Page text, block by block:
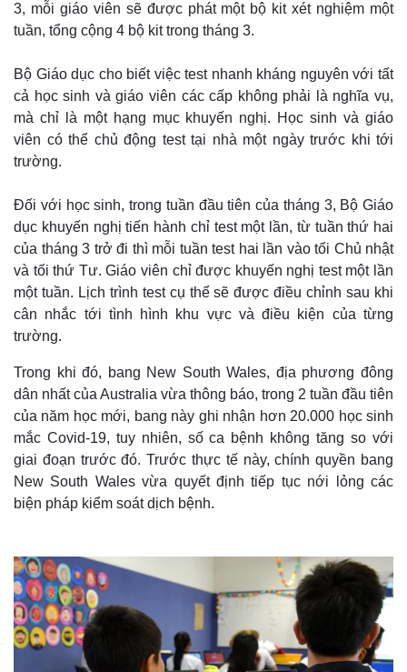
Quan sát
Cuộc sống đó đây
Hồ sơ
E-Magazine
Infographic
3, mỗi giáo viên sẽ được phát một bộ kit xét nghiệm một
tuần, tổng cộng 4 bộ kit trong tháng 3.
Bộ Giáo dục cho biết việc test nhanh kháng nguyên với tất
cả học sinh và giáo viên các cấp không phải là nghĩa vụ,
mà chỉ là một hạng mục khuyến nghị. Học sinh và giáo
viên có thể chủ động test tại nhà một ngày trước khi tới
trường.
Đối với học sinh, trong tuần đầu tiên của tháng 3, Bộ Giáo
dục khuyến nghị tiến hành chỉ test một lần, từ tuần thứ hai
của tháng 3 trở đi thì mỗi tuần test hai lần vào tối Chủ nhật
và tối thứ Tư. Giáo viên chỉ được khuyến nghị test một lần
một tuần. Lịch trình test cụ thể sẽ được điều chỉnh sau khi
cân nhắc tới tình hình khu vực và điều kiện của từng
trường.
Trong khi đó, bang New South Wales, địa phương đông
dân nhất của Australia vừa thông báo, trong 2 tuần đầu tiên
của năm học mới, bang này ghi nhận hơn 20.000 học sinh
mắc Covid-19, tuy nhiên, số ca bệnh không tăng so với
giai đoạn trước đó. Trước thực tế này, chính quyền bang
New South Wales vừa quyết định tiếp tục nới lỏng các
biện pháp kiểm soát dịch bệnh.